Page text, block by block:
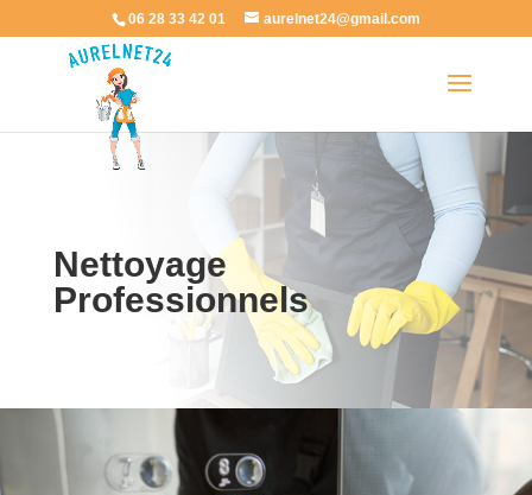
06 28 33 42 01 aurelnet24@gmail.com
Nettoyage
Professionnels